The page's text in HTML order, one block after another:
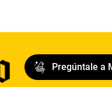
Pregúntale a